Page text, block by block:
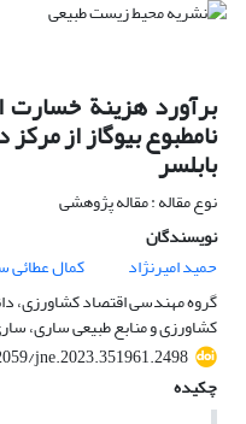
برآورد هزینة خسارت
نامطبوع بیوگاز از
بابلسر
نوع مقاله : مقاله پژوهشی
نویسندگان
حمید امیرنژاد
کمال عطائی
گروه مهندسی اقتصاد کشاورزی،
کشاورزی و منابع طبیعی ساری،
jne.2023.351961.2498
چکیده